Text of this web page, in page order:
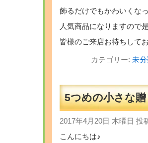
飾るだけでもかわいくな
人気商品になりますので
皆様のご来店お待ちして
カテゴリー: 未
5つめの小さな
2017年4月20日 木曜日 投
こんにちは♪